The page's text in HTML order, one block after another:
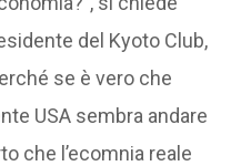
del Kyoto Club,
se è vero che
USA sembra andare
che l’ecomnia reale